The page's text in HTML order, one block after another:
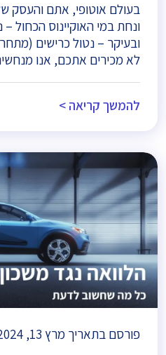
בעולם אוטופי, אתם והעסק
ונחת במי האוקיינוס הכחול –
ובעיקר – נטול כרישים
לא מכירים אתכם, אנו
להמשך קריאה >
פורסם בתאריך מרץ 13, 2024